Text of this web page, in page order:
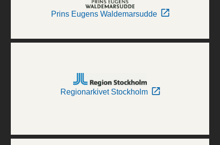
Prins Eugens Waldemarsudde
Regionarkivet Stockholm